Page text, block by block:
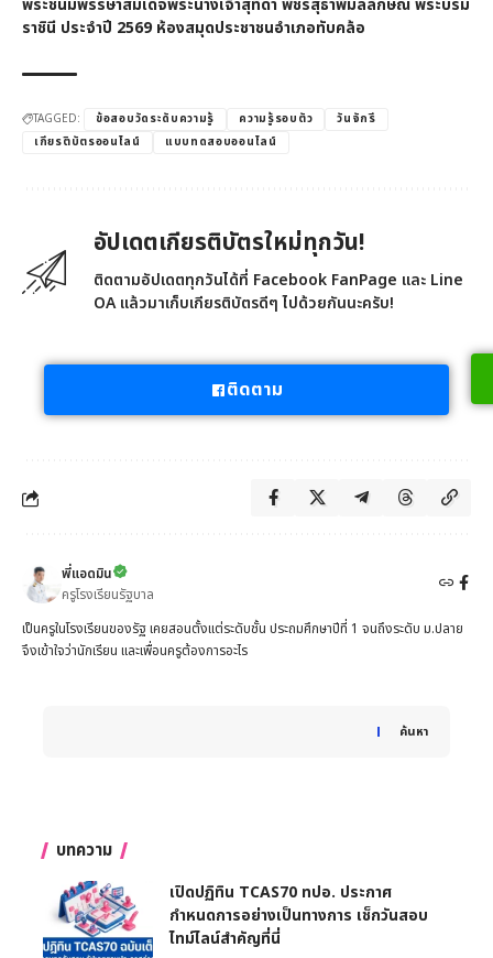
พระชนมพรรษาสมเด็จพระนางเจ้าสุทิดา พัชรสุธาพิมลลักษณ พระบรม
ราชินี ประจำปี 2569 ห้องสมุดประชาชนอำเภอทับคล้อ
TAGGED: ข้อสอบวัดระดับความรู้ ความรู้รอบตัว
วันจักรี
เกียรติบัตรออนไลน์
แบบทดสอบออนไลน์
อัปเดตเกียรติบัตรใหม่ทุกวัน!
ติดตามอัปเดตทุกวันได้ที่ Facebook FanPage และ Line
OA แล้วมาเก็บเกียรติบัตรดีๆ ไปด้วยกันนะครับ!
ติดตาม
พี่แอดมิน
ครูโรงเรียนรัฐบาล
เป็นครูในโรงเรียนของรัฐ เคยสอนตั้งแต่ระดับชั้น ประถมศึกษาปีที่ 1 จนถึงระดับ ม.ปลาย
จึงเข้าใจว่านักเรียน และเพื่อนครูต้องการอะไร
ค้นหา
When autocomplete results are available use up and
บทความ
เปิดปฏิทิน TCAS70 ทปอ. ประกาศ
กำหนดการอย่างเป็นทางการ เช็กวันสอบ
ไทม์ไลน์สำคัญที่นี่